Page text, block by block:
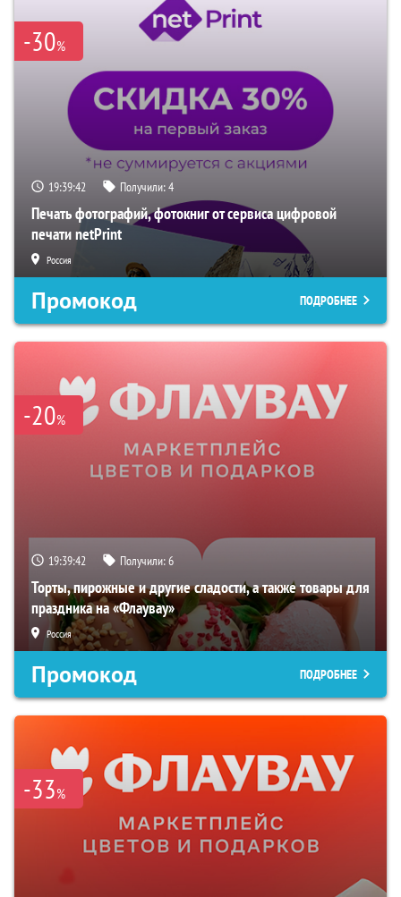
-30%
19:39:40 Получили:4
Печать фотографий, фотокниг от сервиса цифровой
печати netPrint
Россия
Промокод ПОДРОБНЕЕ
-20%
19:39:40 Получили:6
Торты, пирожные и другие сладости, а также товары для
праздника на «Флаувау»
Россия
Промокод ПОДРОБНЕЕ
-33%